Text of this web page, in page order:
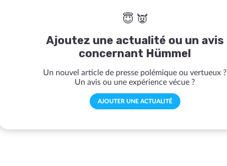
😇 👿
Ajoutez une actualité ou un avis
concernant Hümmel
Un nouvel article de presse polémique ou vertueux ?
Un avis ou une expérience vécue ?
AJOUTER UNE ACTUALITÉ